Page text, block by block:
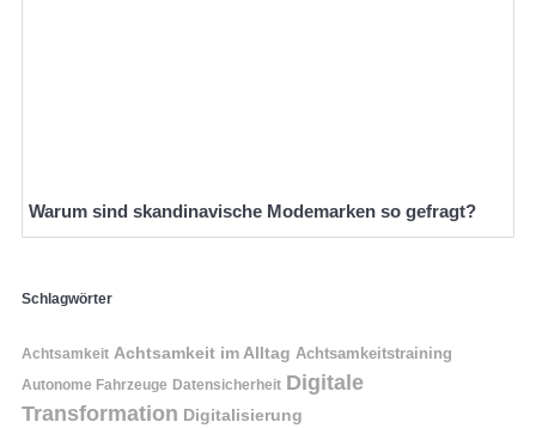
Warum sind skandinavische Modemarken so gefragt?
Schlagwörter
Achtsamkeit Achtsamkeit im Alltag Achtsamkeitstraining
Autonome Fahrzeuge Datensicherheit Digitale
Transformation Digitalisierung